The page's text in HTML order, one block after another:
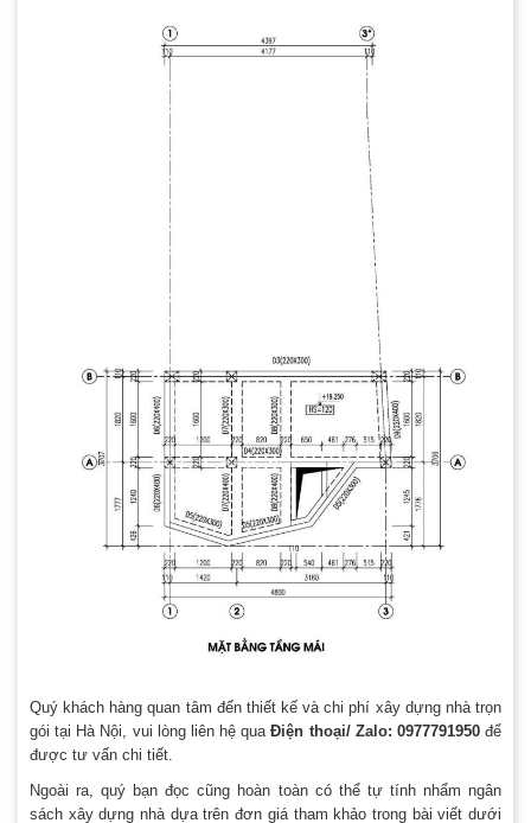
Quý khách hàng quan tâm đến thiết kế và chi phí xây dựng nhà trọn
gói tại Hà Nội, vui lòng liên hệ quaĐiện thoại/ Zalo: 0977791950để
được tư vấn chi tiết.
Ngoài ra, quý bạn đọc cũng hoàn toàn có thể tự tính nhẩm ngân
sách xây dựng nhà dựa trên đơn giá tham khảo trong bài viết dưới